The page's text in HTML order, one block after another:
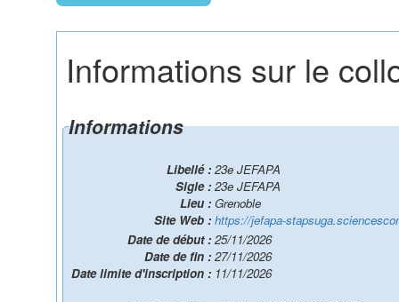
Informations sur le
Informations
Libellé : 23e JEFAPA
Sigle : 23e JEFAPA
Lieu : Grenoble
Site Web : https://jefapa-
Date de début : 25/11/2026
Date de fin : 27/11/2026
Date limite d'inscription : 11/11/2026